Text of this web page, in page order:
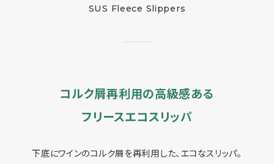
SUS Fleece Slippers
コルク屑再利用の高級感ある
フリースエコスリッパ
下底にワインのコルク屑を再利用した、エコなスリッパ。